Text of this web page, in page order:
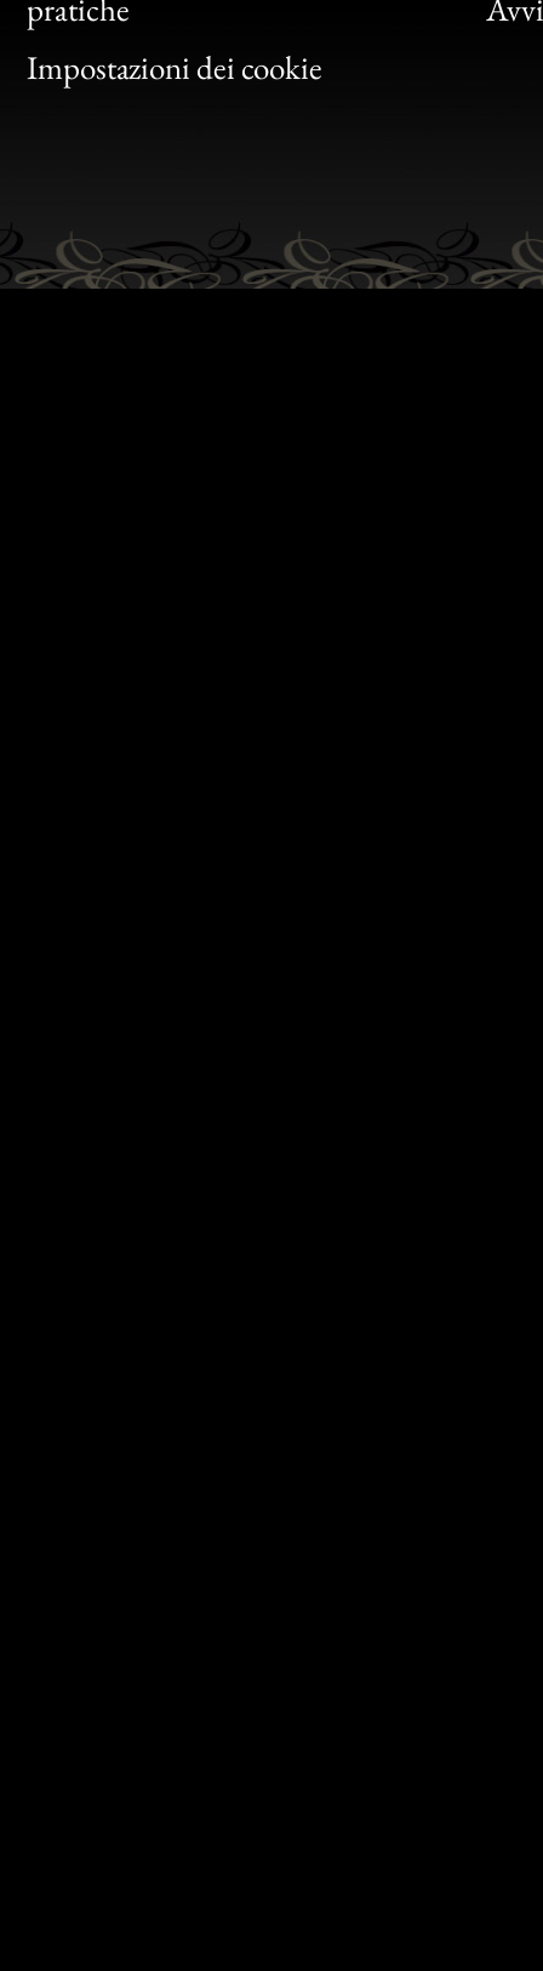
pratiche
Impostazioni dei cookie